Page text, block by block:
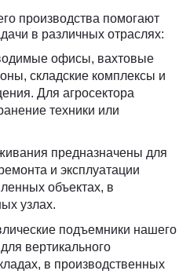
производства помогают
в различных отраслях:
офисы, вахтовые
складские комплексы и
Для агросектора
техники или
предназначены для
и эксплуатации
объектах, в
узлах.
подъемники нашего
вертикального
в производственных